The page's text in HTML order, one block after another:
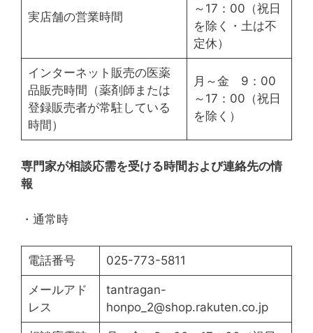
実店舗の営業時間
～17：00（祝日
を除く・土は不
定休）
インターネット販売の医薬
品販売時間（薬剤師または
登録販売者が常駐している
時間）
月～金 9：00
～17：00（祝日
を除く）
専門家が相談応需を受ける時間および連絡先の情
報
・通常時
電話番号 025-773-5811
メールアド
レス
tantragan-
honpo_2@shop.rakuten.co.jp